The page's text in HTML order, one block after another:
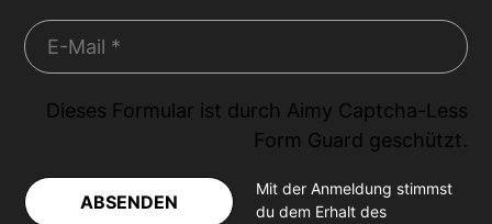
Dieses Formular ist durch Aimy Captcha-Less
Form Guard geschützt.
ABSENDEN
Mit der Anmeldung stimmst
du dem Erhalt des